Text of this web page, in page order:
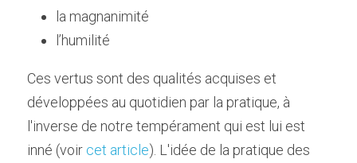
la magnanimité
l’humilité
Ces vertus sont des qualités acquises et
développées au quotidien par la pratique, à
l'inverse de notre tempérament qui est lui est
inné (voir cet article). L'idée de la pratique des